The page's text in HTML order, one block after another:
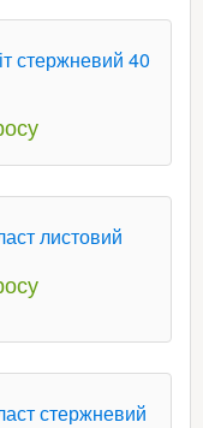
стержневий 40
листовий
стержневий